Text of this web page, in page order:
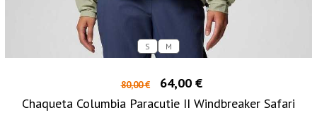
S M
80,00 €
64,00 €
Chaqueta Columbia Paracutie II Windbreaker Safari